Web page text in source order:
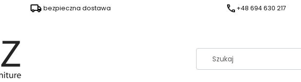
bezpieczna dostawa +48 694 630 217